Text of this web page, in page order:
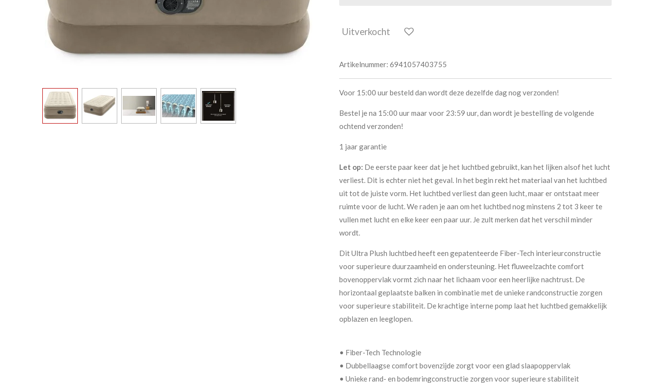
Uitverkocht
Artikelnummer: 6941057403755
Voor 15:00 uur besteld dan wordt deze dezelfde dag nog verzonden!
Bestel je na 15:00 uur maar voor 23:59 uur, dan wordt je bestelling de volgende
ochtend verzonden!
1 jaar garantie
Let op: De eerste paar keer dat je het luchtbed gebruikt, kan het lijken alsof het lucht
verliest. Dit is echter niet het geval. In het begin rekt het materiaal van het luchtbed
uit tot de juiste vorm. Het luchtbed verliest dan geen lucht, maar er ontstaat meer
ruimte voor de lucht. We raden je aan om het luchtbed nog minstens 2 tot 3 keer te
vullen met lucht en elke keer een paar uur. Je zult merken dat het verschil minder
wordt.
Dit Ultra Plush luchtbed heeft een gepatenteerde Fiber-Tech interieurconstructie
voor superieure duurzaamheid en ondersteuning. Het fluweelzachte comfort
bovenoppervlak vormt zich naar het lichaam voor een heerlijke nachtrust. De
horizontaal geplaatste balken in combinatie met de unieke randconstructie zorgen
voor superieure stabiliteit. De krachtige interne pomp laat het luchtbed gemakkelijk
opblazen en leeglopen.
• Fiber-Tech Technologie
• Dubbellaagse comfort bovenzijde zorgt voor een glad slaapoppervlak
• Unieke rand- en bodemringconstructie zorgen voor superieure stabiliteit